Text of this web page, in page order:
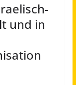
und in